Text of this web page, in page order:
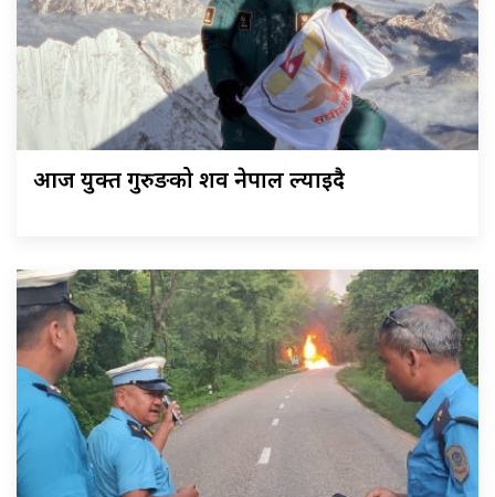
आज युक्त गुरुङको शव नेपाल ल्याइदै